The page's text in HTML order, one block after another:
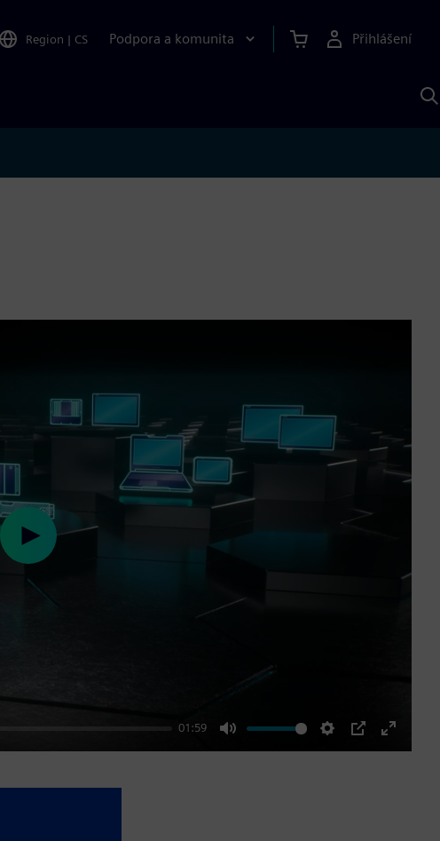
Region | CS Podpora a komunita Přihlášení
01:59
Mute Settings
PIP
Enter
Play